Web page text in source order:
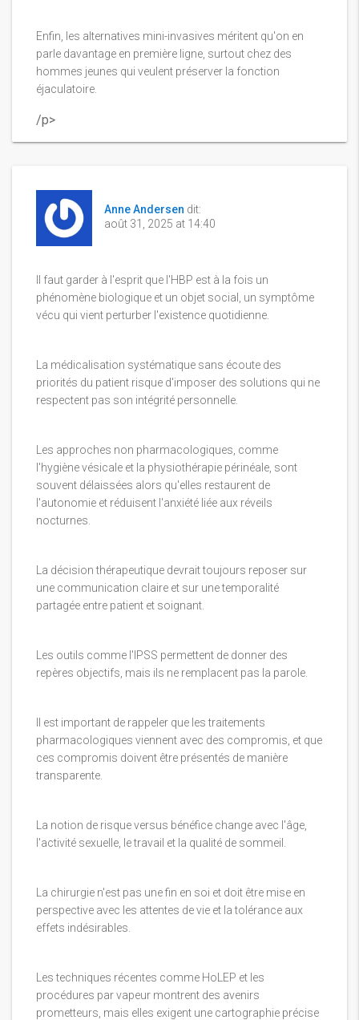
Enfin, les alternatives mini-invasives méritent qu'on en
parle davantage en première ligne, surtout chez des
hommes jeunes qui veulent préserver la fonction
éjaculatoire.
/p>
Anne Andersen dit:
août 31, 2025 at 14:40
Il faut garder à l'esprit que l'HBP est à la fois un
phénomène biologique et un objet social, un symptôme
vécu qui vient perturber l'existence quotidienne.
La médicalisation systématique sans écoute des
priorités du patient risque d'imposer des solutions qui ne
respectent pas son intégrité personnelle.
Les approches non pharmacologiques, comme
l'hygiène vésicale et la physiothérapie périnéale, sont
souvent délaissées alors qu'elles restaurent de
l'autonomie et réduisent l'anxiété liée aux réveils
nocturnes.
La décision thérapeutique devrait toujours reposer sur
une communication claire et sur une temporalité
partagée entre patient et soignant.
Les outils comme l'IPSS permettent de donner des
repères objectifs, mais ils ne remplacent pas la parole.
Il est important de rappeler que les traitements
pharmacologiques viennent avec des compromis, et que
ces compromis doivent être présentés de manière
transparente.
La notion de risque versus bénéfice change avec l'âge,
l'activité sexuelle, le travail et la qualité de sommeil.
La chirurgie n'est pas une fin en soi et doit être mise en
perspective avec les attentes de vie et la tolérance aux
effets indésirables.
Les techniques récentes comme HoLEP et les
procédures par vapeur montrent des avenirs
prometteurs, mais elles exigent une cartographie précise